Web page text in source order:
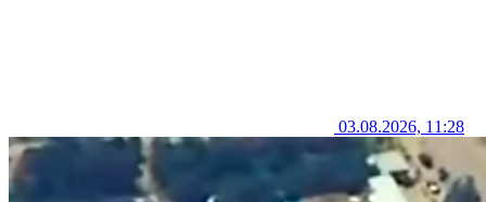
03.08.2026, 11:28